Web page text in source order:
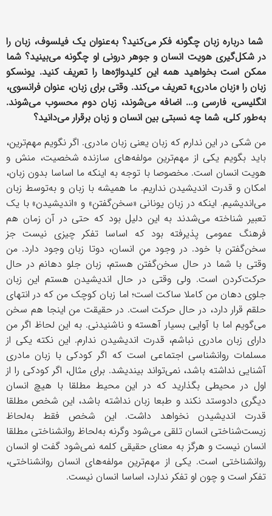
شما درباره زبان چگونه فکر می‌کنید؟ به‌عنوان یک فیلسوف، زبان را
در شکل‌گیری هویت انسان و جوهر درونی او چگونه می‌بینید؟ شما
ممکن است بخواهید همه این کلیدواژه‌ها را تعریف کنید. یونسکو
زبان را «زبان مادری» تعریف می‌کند. وقتی برای زبان، عنوان فرانسوی،
انگلیسی، فارسی و... اضافه می‌شوند، زبان دوم محسوب می‌شوند.
به‌طور کلی، شما چه نسبتی بین انسان و زبان برقرار می‌دانید؟
من شکی در این ندارم که زبان یعنی زبان مادری. اگر نگویم مهم‌ترین،
باید بگویم یکی از مهم‌ترین مولفه‌های سازنده شخصیت، منش و
هویت انسان است. مخصوصا با توجه به اینکه ما اساسا بدون زبان،
امکان و قدرت اندیشیدن نداریم. ما همیشه با زبان و به‌توسط زبان
می‌اندیشیم. اینکه در زبان یونانی «سخن‌گفتن» و «اندیشیدن» با یک
تعبیر شناخته می‌شدند به این دلیل بود که حتی در آن زمان هم
فرهنگ عمومی پذیرفته بود که اساسا تفکر چیزی نیست جز
سخن‌گفتن با خود. در وجود منِ انسان، دوتا زبان وجود دارد. من
وقتی با شما در حال سخن‌گفتن هستم، زبان جلو دهانم در حال
حرکت‌کردن است. ولی وقتی در حال اندیشیدن هستم این زبان
جلوی دهان من کاملا ساکت است؛ اما زبان کوچک من که در انتهای
حلقم قرار دارد، در حال حرکت است. در حقیقت من اینجا هم سخن
می‌گویم اما با آوایی بسیار آهسته و ناشنیدنی. به این لحاظ اگر من
دارای زبان مادری نباشم، قدرت اندیشیدن ندارم. این نکته یکی از
مسلمات روانشناسی اجتماعی است که اگر کودکی با زبان مادری
آشنایی نداشته باشد، نمی‌تواند بیندیشد. برای مثال، اگر کودکی را از
اول در محیطی بگذارید که در این محیط مطلقا با هیچ انسان
دیگری دادوستد نکند و طبعا زبان نداشته باشد، این شخص مطلقا
قدرت اندیشیدن نخواهد داشت. این شخص فقط به‌لحاظ
زیست‌شناختی انسان تلقی می‌شود وگرنه به‌لحاظ روانشناختی مطلقا
انسان نیست و هرگز به معنای حقیقی کلمه نمی‌شود گفت او انسان
روانشناختی است. یکی از مهم‌ترین مولفه‌های انسان روانشناختی،
تفکر است و چون او تفکر ندارد، اساسا انسان نیست.